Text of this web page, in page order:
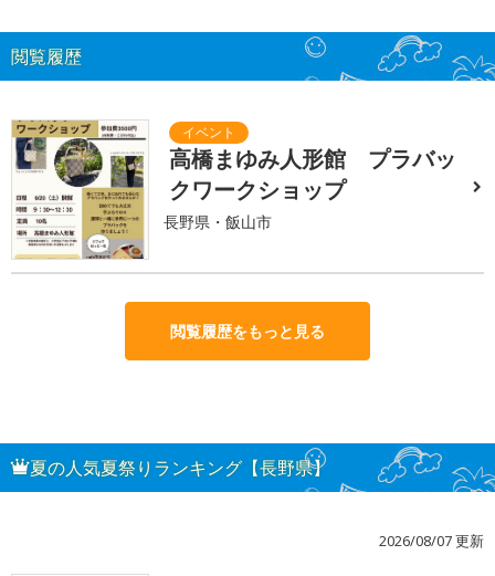
閲覧履歴
高橋まゆみ人形館 プラバッ
クワークショップ
長野県・飯山市
閲覧履歴をもっと見る
夏の人気夏祭りランキング【長野県】
2026/08/07 更新